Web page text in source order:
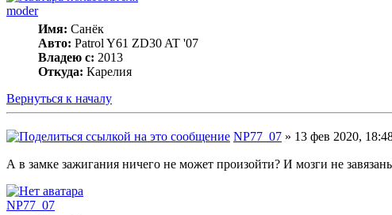
moder
Имя: Санёк
Авто: Patrol Y61 ZD30 AT '07
Владею с: 2013
Откуда: Карелия
Вернуться к началу
NP77_07 » 13 фев 2020,
А в замке зажигания ничего не может произойти? И мозги не
NP77_07